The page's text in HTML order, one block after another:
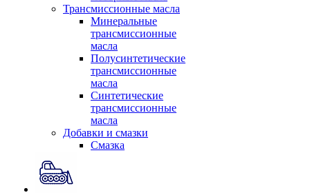
Трансмиссионные масла
Минеральные
трансмиссионные
масла
Полусинтетические
трансмиссионные
масла
Синтетические
трансмиссионные
масла
Добавки и смазки
Смазка